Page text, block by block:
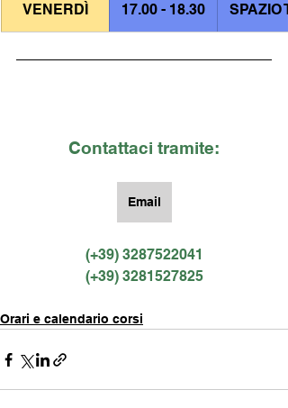
VENERDÌ 17.00 - 18.30 SPAZIO
Contattaci tramite:
Email
(+39) 3287522041
(+39) 3281527825
Orari e calendario corsi